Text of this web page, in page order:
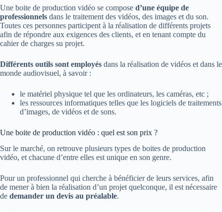
Une boite de production vidéo se compose d’une équipe de
professionnels dans le traitement des vidéos, des images et du son.
Toutes ces personnes participent à la réalisation de différents projets
afin de répondre aux exigences des clients, et en tenant compte du
cahier de charges su projet.
Différents outils sont employés dans la réalisation de vidéos et dans le
monde audiovisuel, à savoir :
le matériel physique tel que les ordinateurs, les caméras, etc ;
les ressources informatiques telles que les logiciels de traitements
d’images, de vidéos et de sons.
Une boite de production vidéo : quel est son prix ?
Sur le marché, on retrouve plusieurs types de boites de production
vidéo, et chacune d’entre elles est unique en son genre.
Pour un professionnel qui cherche à bénéficier de leurs services, afin
de mener à bien la réalisation d’un projet quelconque, il est nécessaire
de demander un devis au préalable.